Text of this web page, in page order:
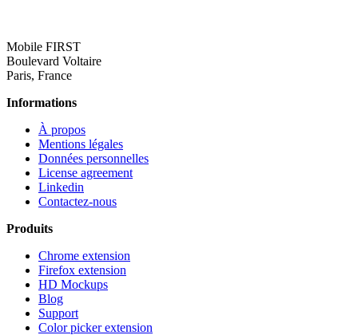
Mobile FIRST
Boulevard Voltaire
Paris, France
Informations
À propos
Mentions légales
Données personnelles
License agreement
Linkedin
Contactez-nous
Produits
Chrome extension
Firefox extension
HD Mockups
Blog
Support
Color picker extension